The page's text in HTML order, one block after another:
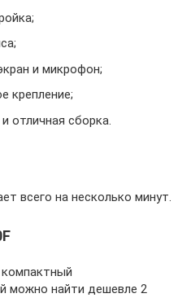
и микрофон;
крепление;
отличная сборка.
всего на несколько минут.
компактный
можно найти дешевле 2